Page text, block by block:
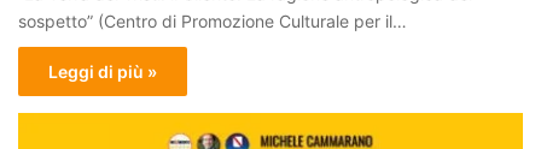
sospetto” (Centro di Promozione Culturale per il…
Leggi di più »